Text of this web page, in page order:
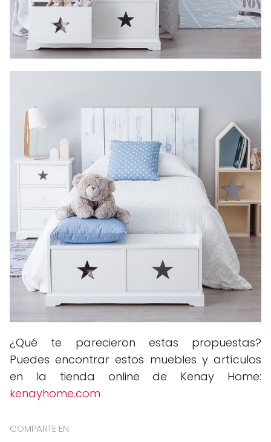
¿Qué te parecieron estas propuestas?
Puedes encontrar estos muebles y artículos
en la tienda online de Kenay Home:
kenayhome.com
COMPARTE EN: